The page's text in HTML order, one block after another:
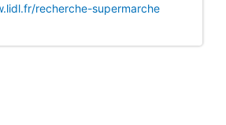
recherche-supermarche